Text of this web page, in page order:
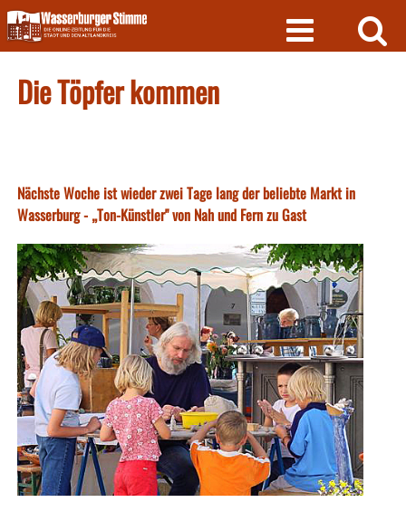
Skip
to
content
Die Töpfer kommen
Nächste Woche ist wieder zwei Tage lang der beliebte Markt in
Wasserburg - „Ton-Künstler" von Nah und Fern zu Gast